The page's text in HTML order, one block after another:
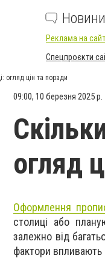
Новини
Реклама на
Спецпроєкти
огляд цін та поради
09:00, 10 березня 2025 р.
огляд
Оформлення
столиці або
залежно від
фактори впливають